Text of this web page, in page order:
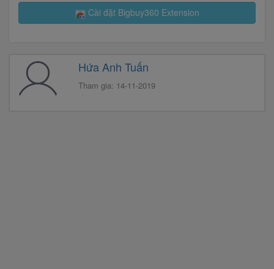
Cài đặt Bigbuy360 Extension
Hứa Anh Tuấn
Tham gia: 14-11-2019